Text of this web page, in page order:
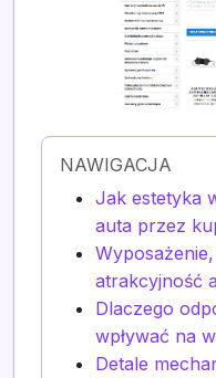
NAWIGACJA
Jak estetyka
auta przez
atrakcyjność
Dlaczego
wpływać na
Detale